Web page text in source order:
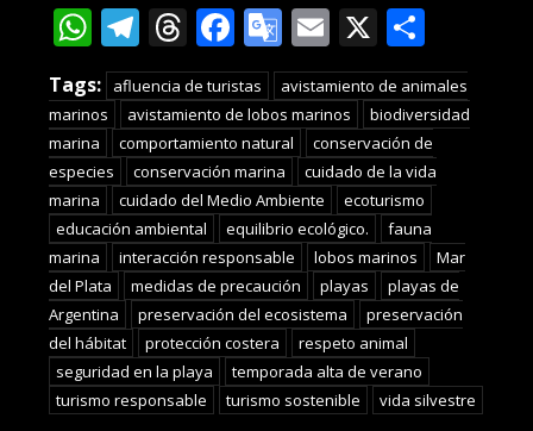
WhatsApp
Telegram
Threads
Facebook
Google
Translate
Email
X
Tags: afluencia de turistas
avistamiento de animales
marinos
avistamiento de lobos marinos
biodiversidad
marina
comportamiento natural
conservación de
especies
conservación marina
cuidado de la vida
marina
cuidado del Medio Ambiente
ecoturismo
educación ambiental
equilibrio ecológico.
fauna
marina
interacción responsable lobos marinos
Mar
del Plata
medidas de precaución playas
playas de
Argentina
preservación del ecosistema
preservación
del hábitat
protección costera
respeto animal
seguridad en la playa
temporada alta de verano
turismo responsable
turismo sostenible vida silvestre